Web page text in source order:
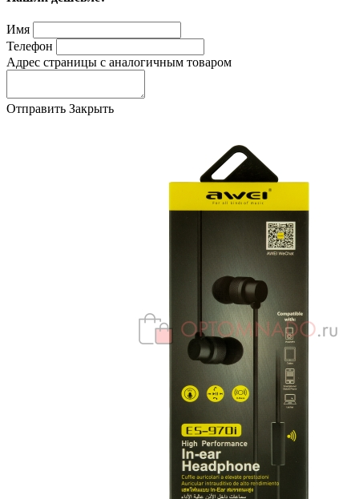
Имя
Телефон
Адрес страницы с аналогичным товаром
Отправить Закрыть